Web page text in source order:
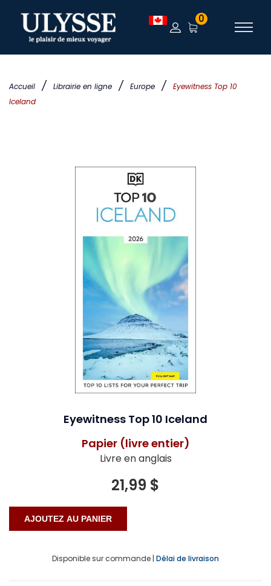
Accueil / Librairie en ligne / Europe /
Eyewitness Top 10
Iceland
0
Eyewitness Top 10 Iceland
Papier (livre entier)
Livre en anglais
21,99 $
Disponible sur commande | Délai de livraison